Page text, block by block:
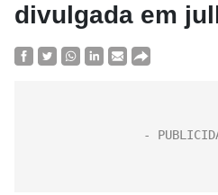
divulgada em